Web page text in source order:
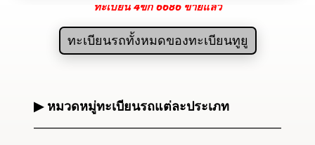
ทะเบียน 4ขก 6686 ขายแล้ว
▶ หมวดหมู่ทะเบียนรถแต่ละประเภท